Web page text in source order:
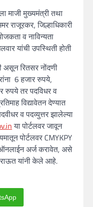
माजी मुख्यमंत्री तथा
राजूरकर, जिल्हाधिकारी
व नाविन्यता
यांची उपस्थिती होती
असून रितसर नोंदणी
6 हजार रुपये,
रुपये तर पदविधर व
विद्यावेतन देण्यात
व पदव्युत्तर झालेल्या
या पोर्टलवर जावून
पोर्टलवर CMYKPY
ऑनलाईन अर्ज करावेत, असे
राऊत यांनी केले आहे.